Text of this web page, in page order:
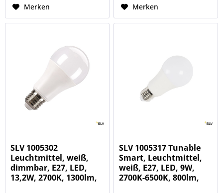
Merken Merken
SLV 1005302
Leuchtmittel, weiß,
dimmbar, E27, LED,
13,2W, 2700K, 1300lm,
SLV 1005317 Tunable
Smart, Leuchtmittel,
weiß, E27, LED, 9W,
2700K-6500K, 800lm,